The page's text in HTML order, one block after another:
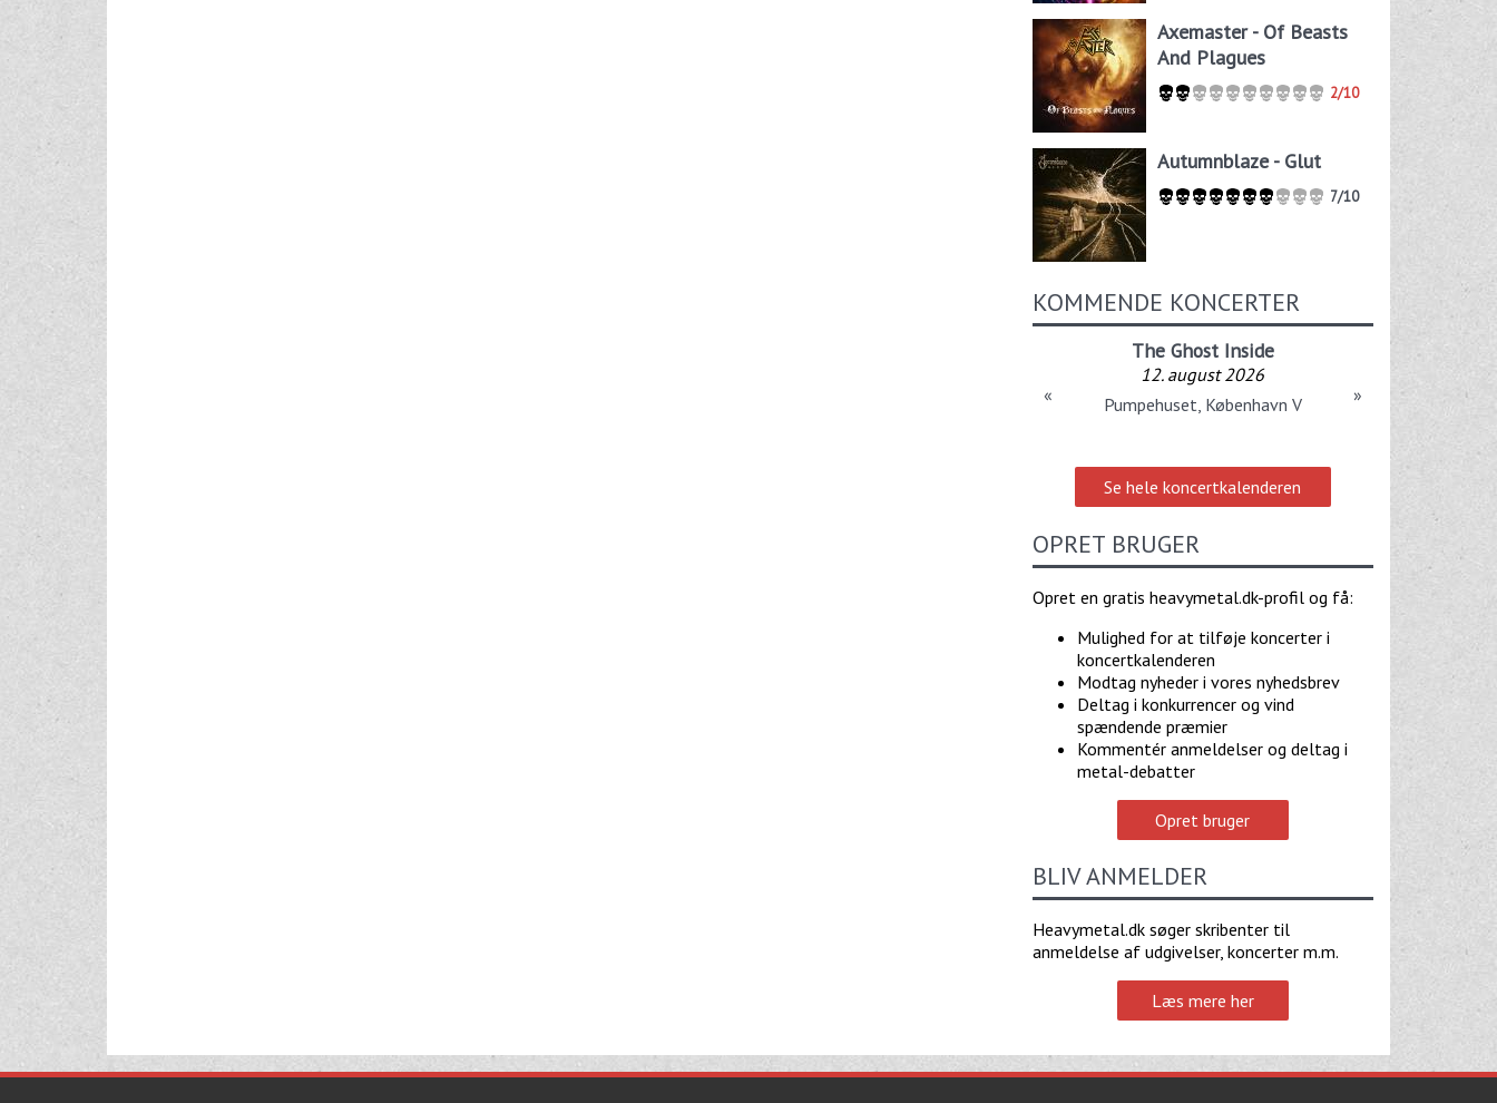
Axemaster - Of Beasts
And Plagues
2/10
Autumnblaze - Glut
7/10
KOMMENDE KONCERTER
The Ghost Inside
12. august 2026
Pumpehuset, København V
« »
Se hele koncertkalenderen
OPRET BRUGER
Opret en gratis heavymetal.dk-profil og få:
Mulighed for at tilføje koncerter i
koncertkalenderen
Modtag nyheder i vores nyhedsbrev
Deltag i konkurrencer og vind
spændende præmier
Kommentér anmeldelser og deltag i
metal-debatter
Opret bruger
BLIV ANMELDER
Heavymetal.dk søger skribenter til
anmeldelse af udgivelser, koncerter m.m.
Læs mere her